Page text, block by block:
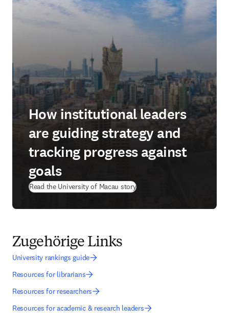
How institutional leaders
are guiding strategy and
tracking progress against
goals
Read the University of Macau story(
Zugehörige Links
University rankings guide
Resources for librarians
Resources for researchers
Resources for academic & research leaders